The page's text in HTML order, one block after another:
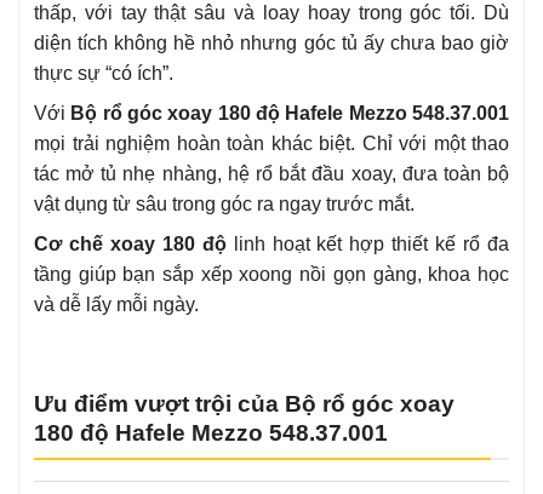
thấp, với tay thật sâu và loay hoay trong góc tối. Dù
diện tích không hề nhỏ nhưng góc tủ ấy chưa bao giờ
thực sự “có ích”.
Với Bộ rổ góc xoay 180 độ Hafele Mezzo 548.37.001
mọi trải nghiệm hoàn toàn khác biệt. Chỉ với một thao
tác mở tủ nhẹ nhàng, hệ rổ bắt đầu xoay, đưa toàn bộ
vật dụng từ sâu trong góc ra ngay trước mắt.
Cơ chế xoay 180 độlinh hoạt kết hợp thiết kế rổ đa
tầng giúp bạn sắp xếp xoong nồi gọn gàng, khoa học
và dễ lấy mỗi ngày.
Ưu điểm vượt trội của Bộ rổ góc xoay
180 độ Hafele Mezzo 548.37.001